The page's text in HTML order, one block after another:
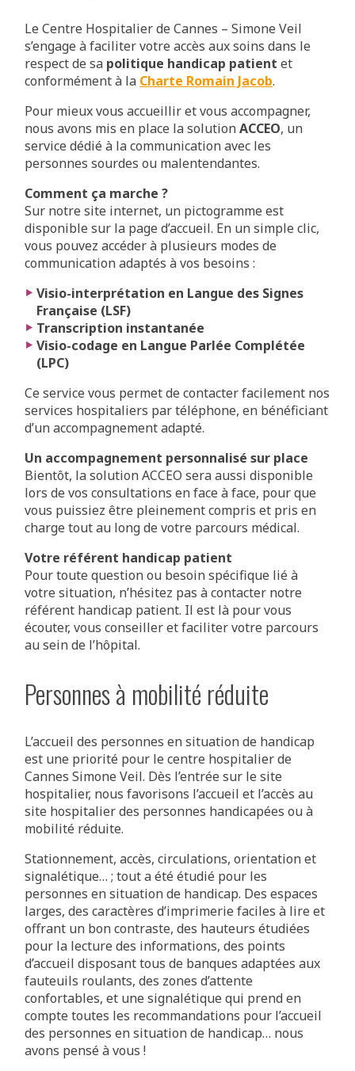
Le Centre Hospitalier de Cannes – Simone Veil
s’engage à faciliter votre accès aux soins dans le
respect de sa politique handicap patient et
conformément à la Charte Romain Jacob.
Pour mieux vous accueillir et vous accompagner,
nous avons mis en place la solutionACCEO, un
service dédié à la communication avec les
personnes sourdes ou malentendantes.
Comment ça marche ?
Sur notre site internet, un pictogramme est
disponible sur la page d’accueil. En un simple clic,
vous pouvez accéder à plusieurs modes de
communication adaptés à vos besoins :
Visio-interprétation en Langue des Signes
Française (LSF)
Transcription instantanée
Visio-codage en Langue Parlée Complétée
(LPC)
Ce service vous permet de contacter facilement nos
services hospitaliers par téléphone, en bénéficiant
d’un accompagnement adapté.
Un accompagnement personnalisé sur place
Bientôt, la solution ACCEO sera aussi disponible
lors de vos consultations en face à face, pour que
vous puissiez être pleinement compris et pris en
charge tout au long de votre parcours médical.
Votre référent handicap patient
Pour toute question ou besoin spécifique lié à
votre situation, n’hésitez pas à contacter notre
référent handicap patient. Il est là pour vous
écouter, vous conseiller et faciliter votre parcours
au sein de l’hôpital.
Personnes à mobilité réduite
L’accueil des personnes en situation de handicap
est une priorité pour le centre hospitalier de
Cannes Simone Veil. Dès l’entrée sur le site
hospitalier, nous favorisons l’accueil et l’accès au
site hospitalier des personnes handicapées ou à
mobilité réduite.
Stationnement, accès, circulations, orientation et
signalétique… ; tout a été étudié pour les
personnes en situation de handicap. Des espaces
larges, des caractères d’imprimerie faciles à lire et
offrant un bon contraste, des hauteurs étudiées
pour la lecture des informations, des points
d’accueil disposant tous de banques adaptées aux
fauteuils roulants, des zones d’attente
confortables, et une signalétique qui prend en
compte toutes les recommandations pour l’accueil
des personnes en situation de handicap… nous
avons pensé à vous !